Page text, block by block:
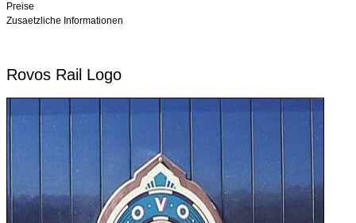
Preise
Zusaetzliche Informationen
Rovos Rail Logo